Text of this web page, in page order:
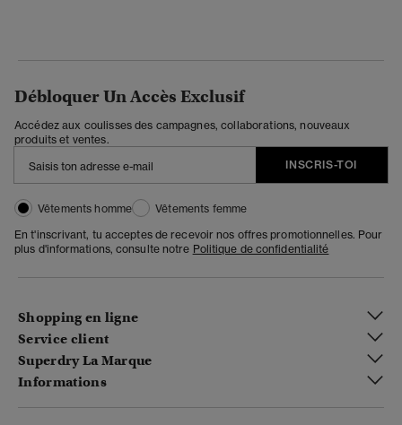
Débloquer Un Accès Exclusif
Accédez aux coulisses des campagnes, collaborations, nouveaux
produits et ventes.
INSCRIS-TOI
Vêtements homme
Vêtements femme
En t'inscrivant, tu acceptes de recevoir nos offres promotionnelles. Pour
plus d'informations, consulte notre Politique de confidentialité
Shopping en ligne
Service client
Superdry La Marque
Informations